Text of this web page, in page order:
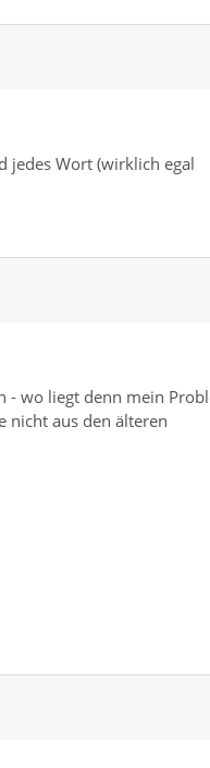
jedes Wort (wirklich egal
- wo liegt denn mein
nicht aus den älteren